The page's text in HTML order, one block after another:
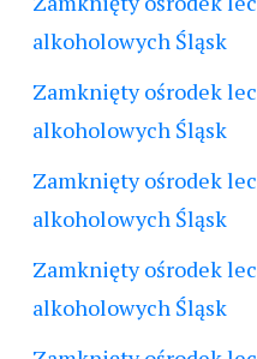
alkoholowych Śląsk
Zamknięty ośrodek
alkoholowych Śląsk
Zamknięty ośrodek
alkoholowych Śląsk
Zamknięty ośrodek
alkoholowych Śląsk